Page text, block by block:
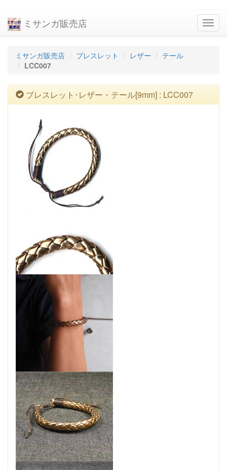
ミサンガ販売店
ミサンガ販売店 ブレスレット レザー
テール
LCC007
ブレスレット･レザー・テール[9mm] : LCC007